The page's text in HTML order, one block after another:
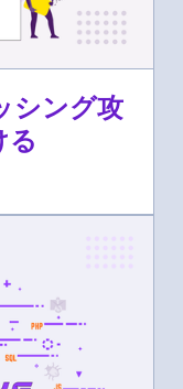
シング攻
る